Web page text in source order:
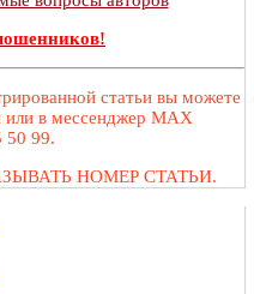
статьи вы можете
или в мессенджер MAX
50 99.
НОМЕР СТАТЬИ.